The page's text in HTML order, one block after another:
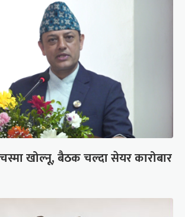
खोल्नू, बैठक चल्दा सेयर कारोबार